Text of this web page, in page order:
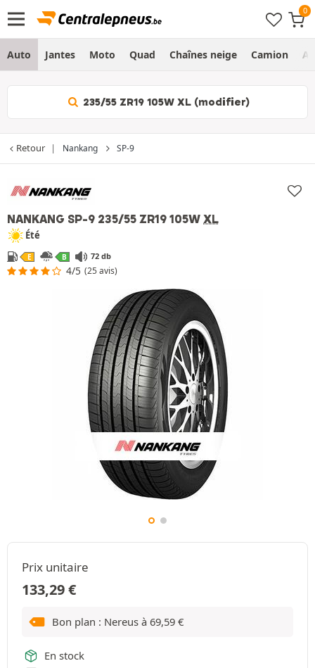
Auto Jantes Moto Quad Chaînes neige Camion
235/55 ZR19 105W XL (modifier)
Retour Nankang SP-9
NANKANG SP-9 235/55 ZR19 105W XL
Été
E B 72 db
4/5 (25 avis)
Prix unitaire
133,29€
Bon plan : Nereus à 69,59 €
En stock